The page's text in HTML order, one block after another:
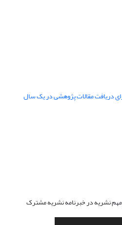
دریافت مقالات پژوهشی در یک سال
مهم نشریه در خبرنامه نشریه مشترک